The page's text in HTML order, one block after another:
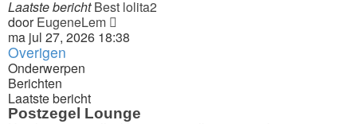
Laatste bericht Best lolita2
doorEugeneLem
laatste
ma jul 27, 2026 18:38
Overigen
Onderwerpen
Berichten
Laatste bericht
Postzegel Lounge